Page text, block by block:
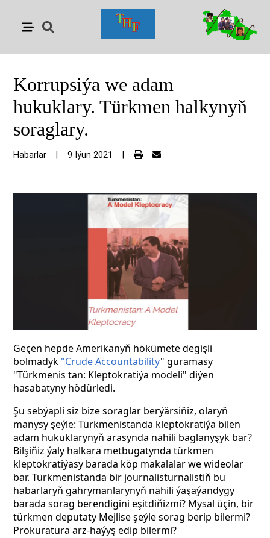
Korrupsiýa we adam
hukuklary. Türkmen halkynyň
soraglary.
Habarlar 9 Iýun 2021
Geçen hepde Amerikanyň hökümete degişli
bolmadyk "Crude Accountability" guramasy
"Türkmenis tan: Kleptokratiýa modeli" diýen
hasabatyny hödürledi.
Şu sebýapli siz bize soraglar berýärsiňiz, olaryň
manysy şeýle: Türkmenistanda kleptokratiýa bilen
adam hukuklarynyň arasynda nähili baglanyşyk bar?
Bilşiňiz ýaly halkara metbugatynda türkmen
kleptokratiýasy barada köp makalalar we wideolar
bar. Türkmenistanda bir journalisturnalistiň bu
habarlaryň gahrymanlarynyň nähili ýaşaýandygy
barada sorag berendigini eşitdiňizmi? Mysal üçin, bir
türkmen deputaty Mejlise şeýle sorag berip bilermi?
Prokuratura arz-haýyş edip bilermi?